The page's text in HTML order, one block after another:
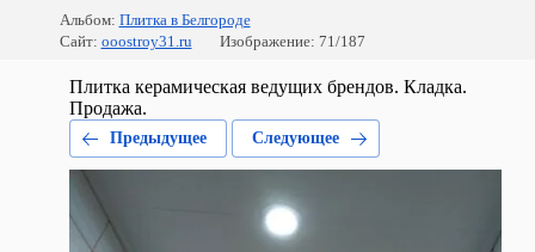
Альбом: Плитка в Белгороде
Сайт: ooostroy31.ru Изображение: 71/187
Плитка керамическая ведущих брендов. Кладка.
Продажа.
Предыдущее Следующее